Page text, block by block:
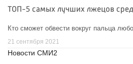
ТОП-5 самых лучших лжецов
Кто сможет обвести вокруг пальца
21 сентября 2021
Новости СМИ2